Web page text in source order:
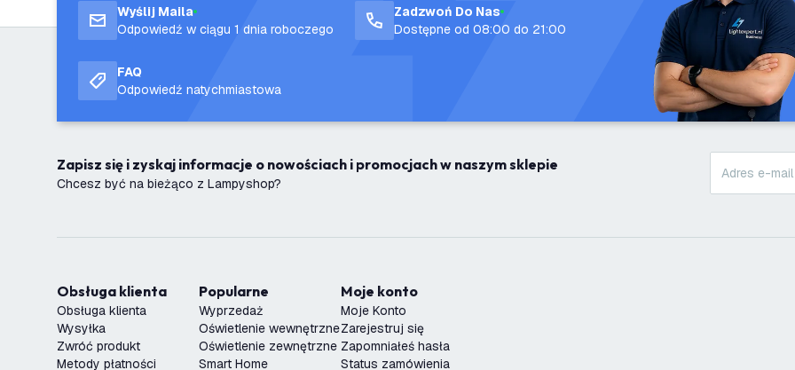
Wyślij Maila
Odpowiedź w ciągu 1 dnia roboczego
Zadzwoń Do Nas
Dostępne od 08:00 do 21:00
FAQ
Odpowiedź natychmiastowa
Zapisz się i zyskaj informacje o nowościach i promocjach w naszym sklepie
Chcesz być na bieżąco z Lampyshop?
Obsługa klienta
Obsługa klienta
Wysyłka
Zwróć produkt
Metody płatności
Popularne
Wyprzedaż
Oświetlenie wewnętrzne
Oświetlenie zewnętrzne
Smart Home
Moje konto
Moje Konto
Zarejestruj się
Zapomniałeś hasła
Status zamówienia